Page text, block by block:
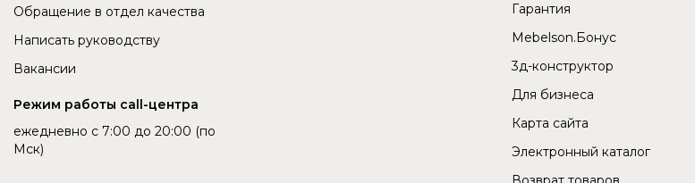
Обращение в отдел качества
Написать руководству
Вакансии
Режим работы call-центра
ежедневно с 7:00 до 20:00 (по
Мск)
Гарантия
Mebelson.Бонус
3д-конструктор
Для бизнеса
Карта сайта
Электронный каталог